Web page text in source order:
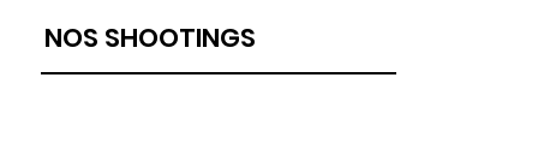
NOS SHOOTINGS